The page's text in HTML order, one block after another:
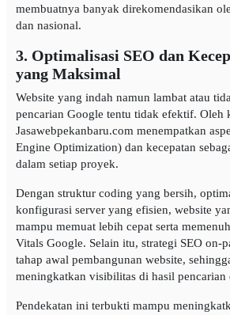
membuatnya banyak direkomendasikan
dan nasional.
3. Optimalisasi SEO dan
yang Maksimal
Website yang indah namun lambat atau
pencarian Google tentu tidak efektif. Oleh
Jasawebpekanbaru.com menempatkan
Engine Optimization) dan kecepatan
dalam setiap proyek.
Dengan struktur coding yang bersih,
konfigurasi server yang efisien, website
mampu memuat lebih cepat serta
Vitals Google. Selain itu, strategi SEO on-
tahap awal pembangunan website,
meningkatkan visibilitas di hasil pencarian
Pendekatan ini terbukti mampu